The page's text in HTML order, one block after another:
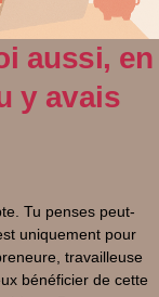
aussi, en
y avais
Tu penses peut-
uniquement pour
travailleuse
bénéficier de cette